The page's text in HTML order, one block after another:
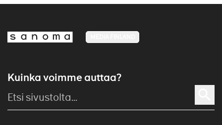
Kuinka voimme auttaa?